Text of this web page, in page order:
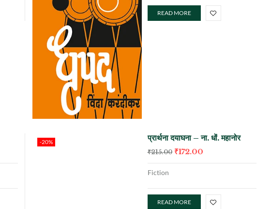
READ MORE
-20% प्रार्थना दयाघना – ना. धों. महानोर
₹215.00 ₹172.00
Fiction
READ MORE